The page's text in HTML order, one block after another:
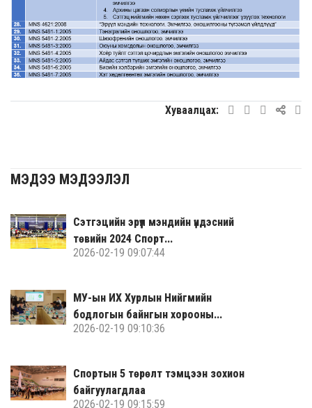
Хуваалцах:
МЭДЭЭ МЭДЭЭЛЭЛ
Сэтгэцийн эрүүл мэндийн үндэсний
төвийн 2024 Спорт...
2026-02-19 09:07:44
МУ-ын ИХ Хурлын Нийгмийн
бодлогын байнгын хорооны...
2026-02-19 09:10:36
Спортын 5 төрөлт тэмцээн зохион
байгуулагдлаа
2026-02-19 09:15:59